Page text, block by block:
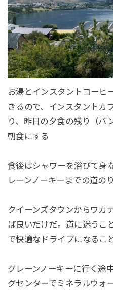
お湯とインスタントコーヒ
きるので、インスタントカ
り、昨日の夕食の残り（パ
朝食にする
食後はシャワーを浴びて身
レーンノーキーまでの道の
クイーンズタウンからワカ
ば良いだけだ。道に迷うこ
で快適なドライブになるこ
グレーンノーキーに行く途
グセンターでミネラルウォ